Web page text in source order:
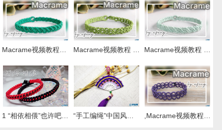
“手工编绳”中国风桃花扇挂件编织教程视频（上集）